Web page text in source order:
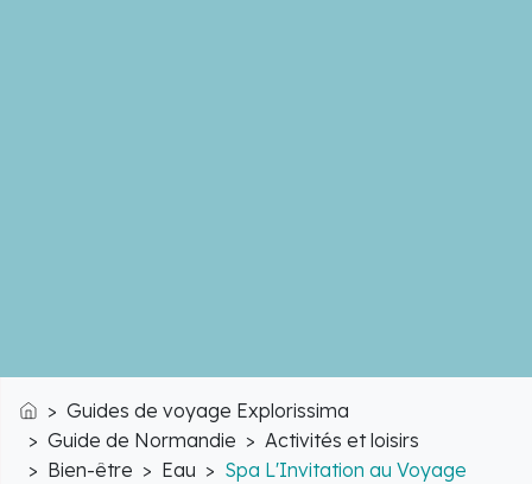
Accueil
Guides de voyage Explorissima
Guide de Normandie
Activités et loisirs
Bien-être
Eau Spa L'Invitation au Voyage